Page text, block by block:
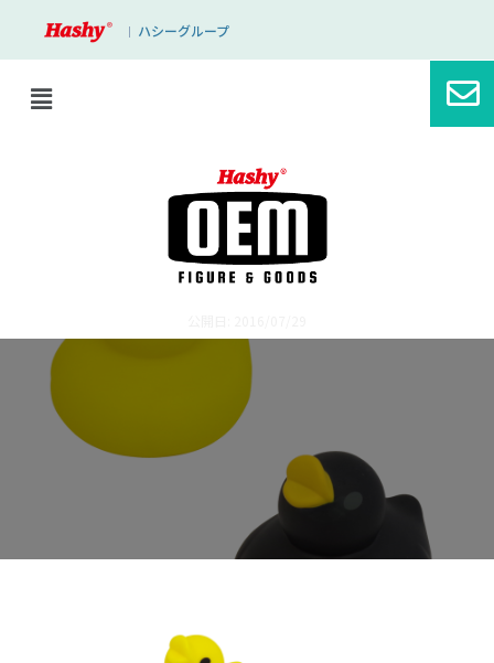
｜ ハシーグループ
ブログ
ハシーの商品はこのように色が塗られて
いきます！！